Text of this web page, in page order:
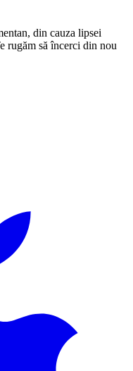
din cauza lipsei
rugăm să încerci din nou